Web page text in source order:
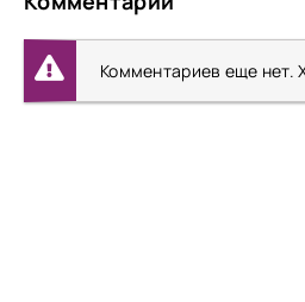
Комментариев еще нет.